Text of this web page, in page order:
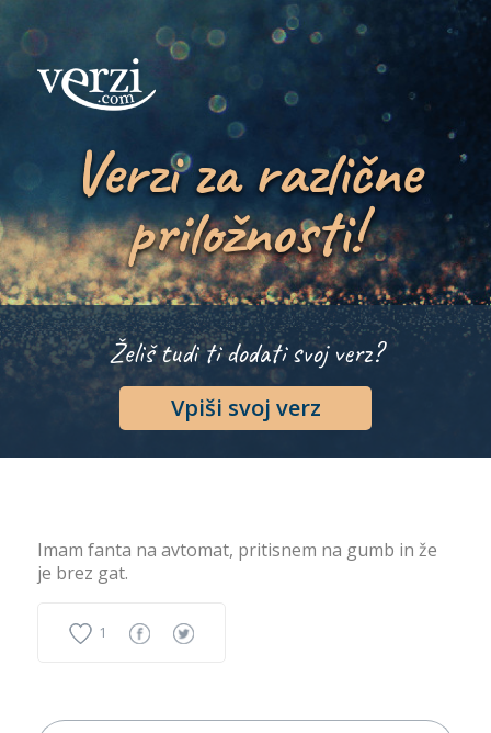
Verzi za različne
priložnosti!
Želiš tudi ti dodati svoj verz?
Vpiši svoj verz
Imam fanta na avtomat, pritisnem na gumb in že
je brez gat.
1